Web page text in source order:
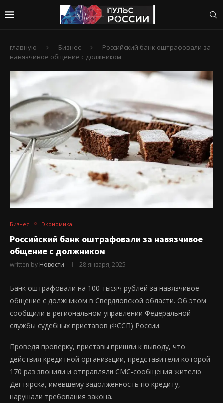
главную Бизнес
Российский банк оштрафовали за
навязчивое общение с должником
Бизнес Экономика
Российский банк оштрафовали за навязчивое
общение с должником
written by Новости 28 января, 2025
Банк оштрафовали на 100 тысяч рублей за навязчивое
общение с должником в Свердловской области. Об этом
сообщили в региональном управлении Федеральной
службы судебных приставов (ФССП) России.
Проведя проверку, приставы пришли к выводу, что
действия кредитной организации, представители которой
170 раз звонили и отправляли СМС-сообщения жителю
Дегтярска, имевшему задолженность по кредиту,
нарушали требования закона.